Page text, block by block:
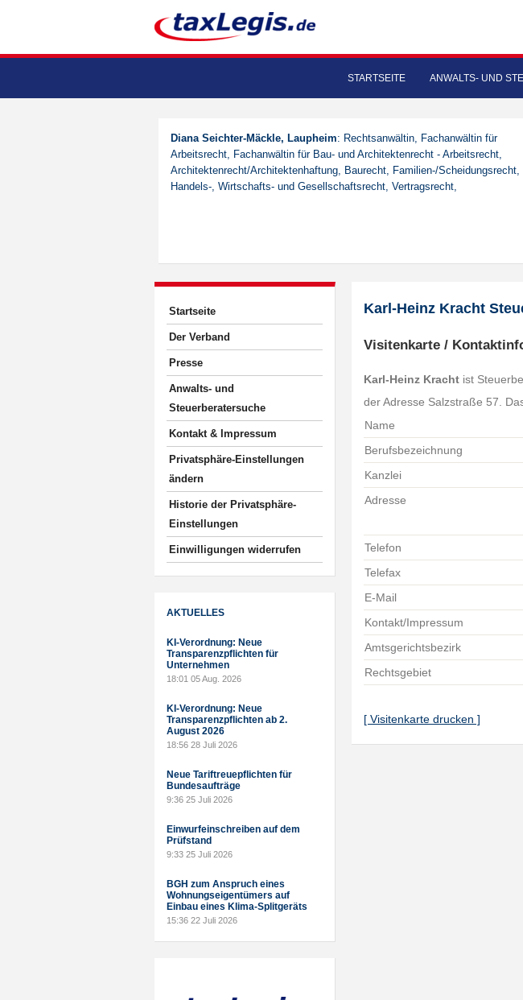
STARTSEITE ANWALTS- UND
Diana Seichter-Mäckle, Laupheim: Rechtsanwältin, Fachanwältin für
Arbeitsrecht, Fachanwältin für Bau- und Architektenrecht - Arbeitsrecht,
Architektenrecht/Architektenhaftung, Baurecht, Familien-/Scheidungsrecht,
Handels-, Wirtschafts- und Gesellschaftsrecht, Vertragsrecht,
Startseite
Der Verband
Presse
Anwalts- und
Steuerberatersuche
Kontakt & Impressum
Privatsphäre-Einstellungen
ändern
Historie der Privatsphäre-
Einstellungen
Einwilligungen widerrufen
AKTUELLES
KI-Verordnung: Neue
Transparenzpflichten für
Unternehmen
18:01 05 Aug. 2026
KI-Verordnung: Neue
Transparenzpflichten ab 2.
August 2026
18:56 28 Juli 2026
Neue Tariftreuepflichten für
Bundesaufträge
9:36 25 Juli 2026
Einwurfeinschreiben auf dem
Prüfstand
9:33 25 Juli 2026
BGH zum Anspruch eines
Wohnungseigentümers auf
Einbau eines Klima-Splitgeräts
15:36 22 Juli 2026
Karl-Heinz Kracht
Visitenkarte /
Karl-Heinz Kracht ist
der Adresse Salzstraße 57.
Name
Berufsbezeichnung
Kanzlei
Adresse
Telefon
Telefax
E-Mail
Kontakt/Impressum
Amtsgerichtsbezirk
Rechtsgebiet
[ Visitenkarte drucken ]